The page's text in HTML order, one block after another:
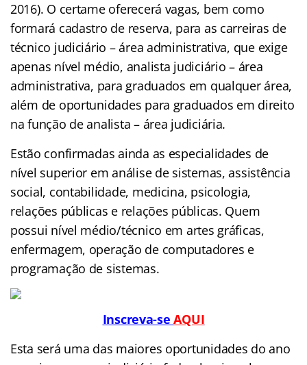
2016). O certame oferecerá vagas, bem como
formará cadastro de reserva, para as carreiras de
técnico judiciário – área administrativa, que exige
apenas nível médio, analista judiciário – área
administrativa, para graduados em qualquer área,
além de oportunidades para graduados em direito
na função de analista – área judiciária.
Estão confirmadas ainda as especialidades de
nível superior em análise de sistemas, assistência
social, contabilidade, medicina, psicologia,
relações públicas e relações públicas. Quem
possui nível médio/técnico em artes gráficas,
enfermagem, operação de computadores e
programação de sistemas.
Inscreva-seAQUI
Esta será uma das maiores oportunidades do ano